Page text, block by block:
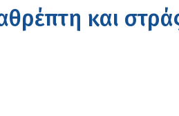
και